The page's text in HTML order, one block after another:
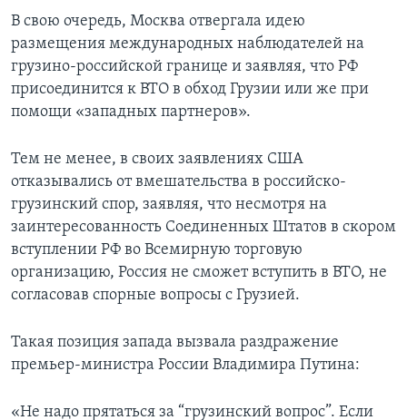
В свою очередь, Москва отвергала идею
размещения международных наблюдателей на
грузино-российской границе и заявляя, что РФ
присоединится к ВТО в обход Грузии или же при
помощи «западных партнеров».
Тем не менее, в своих заявлениях США
отказывались от вмешательства в российско-
грузинский спор, заявляя, что несмотря на
заинтересованность Соединенных Штатов в скором
вступлении РФ во Всемирную торговую
организацию, Россия не сможет вступить в ВТО, не
согласовав спорные вопросы с Грузией.
Такая позиция запада вызвала раздражение
премьер-министра России Владимира Путина:
«Не надо прятаться за “грузинский вопрос”. Если